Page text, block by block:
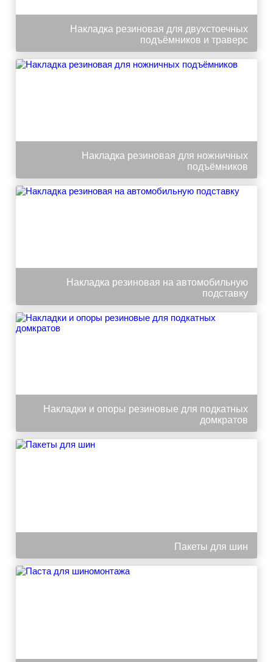
Накладка резиновая для двухстоечных
подъёмников и траверс
Накладка резиновая для ножничных
подъёмников
Накладка резиновая на автомобильную
подставку
Накладки и опоры резиновые для подкатных
домкратов
Пакеты для шин